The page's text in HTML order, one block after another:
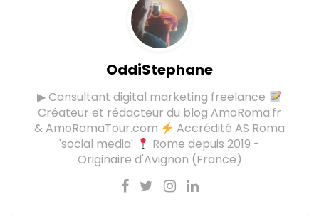
OddiStephane
▶ Consultant digital marketing freelance
Créateur et rédacteur du blog AmoRoma.fr
& AmoRomaTour.com
Accrédité AS Roma
'social media'
Rome depuis 2019 -
Originaire d'Avignon (France)